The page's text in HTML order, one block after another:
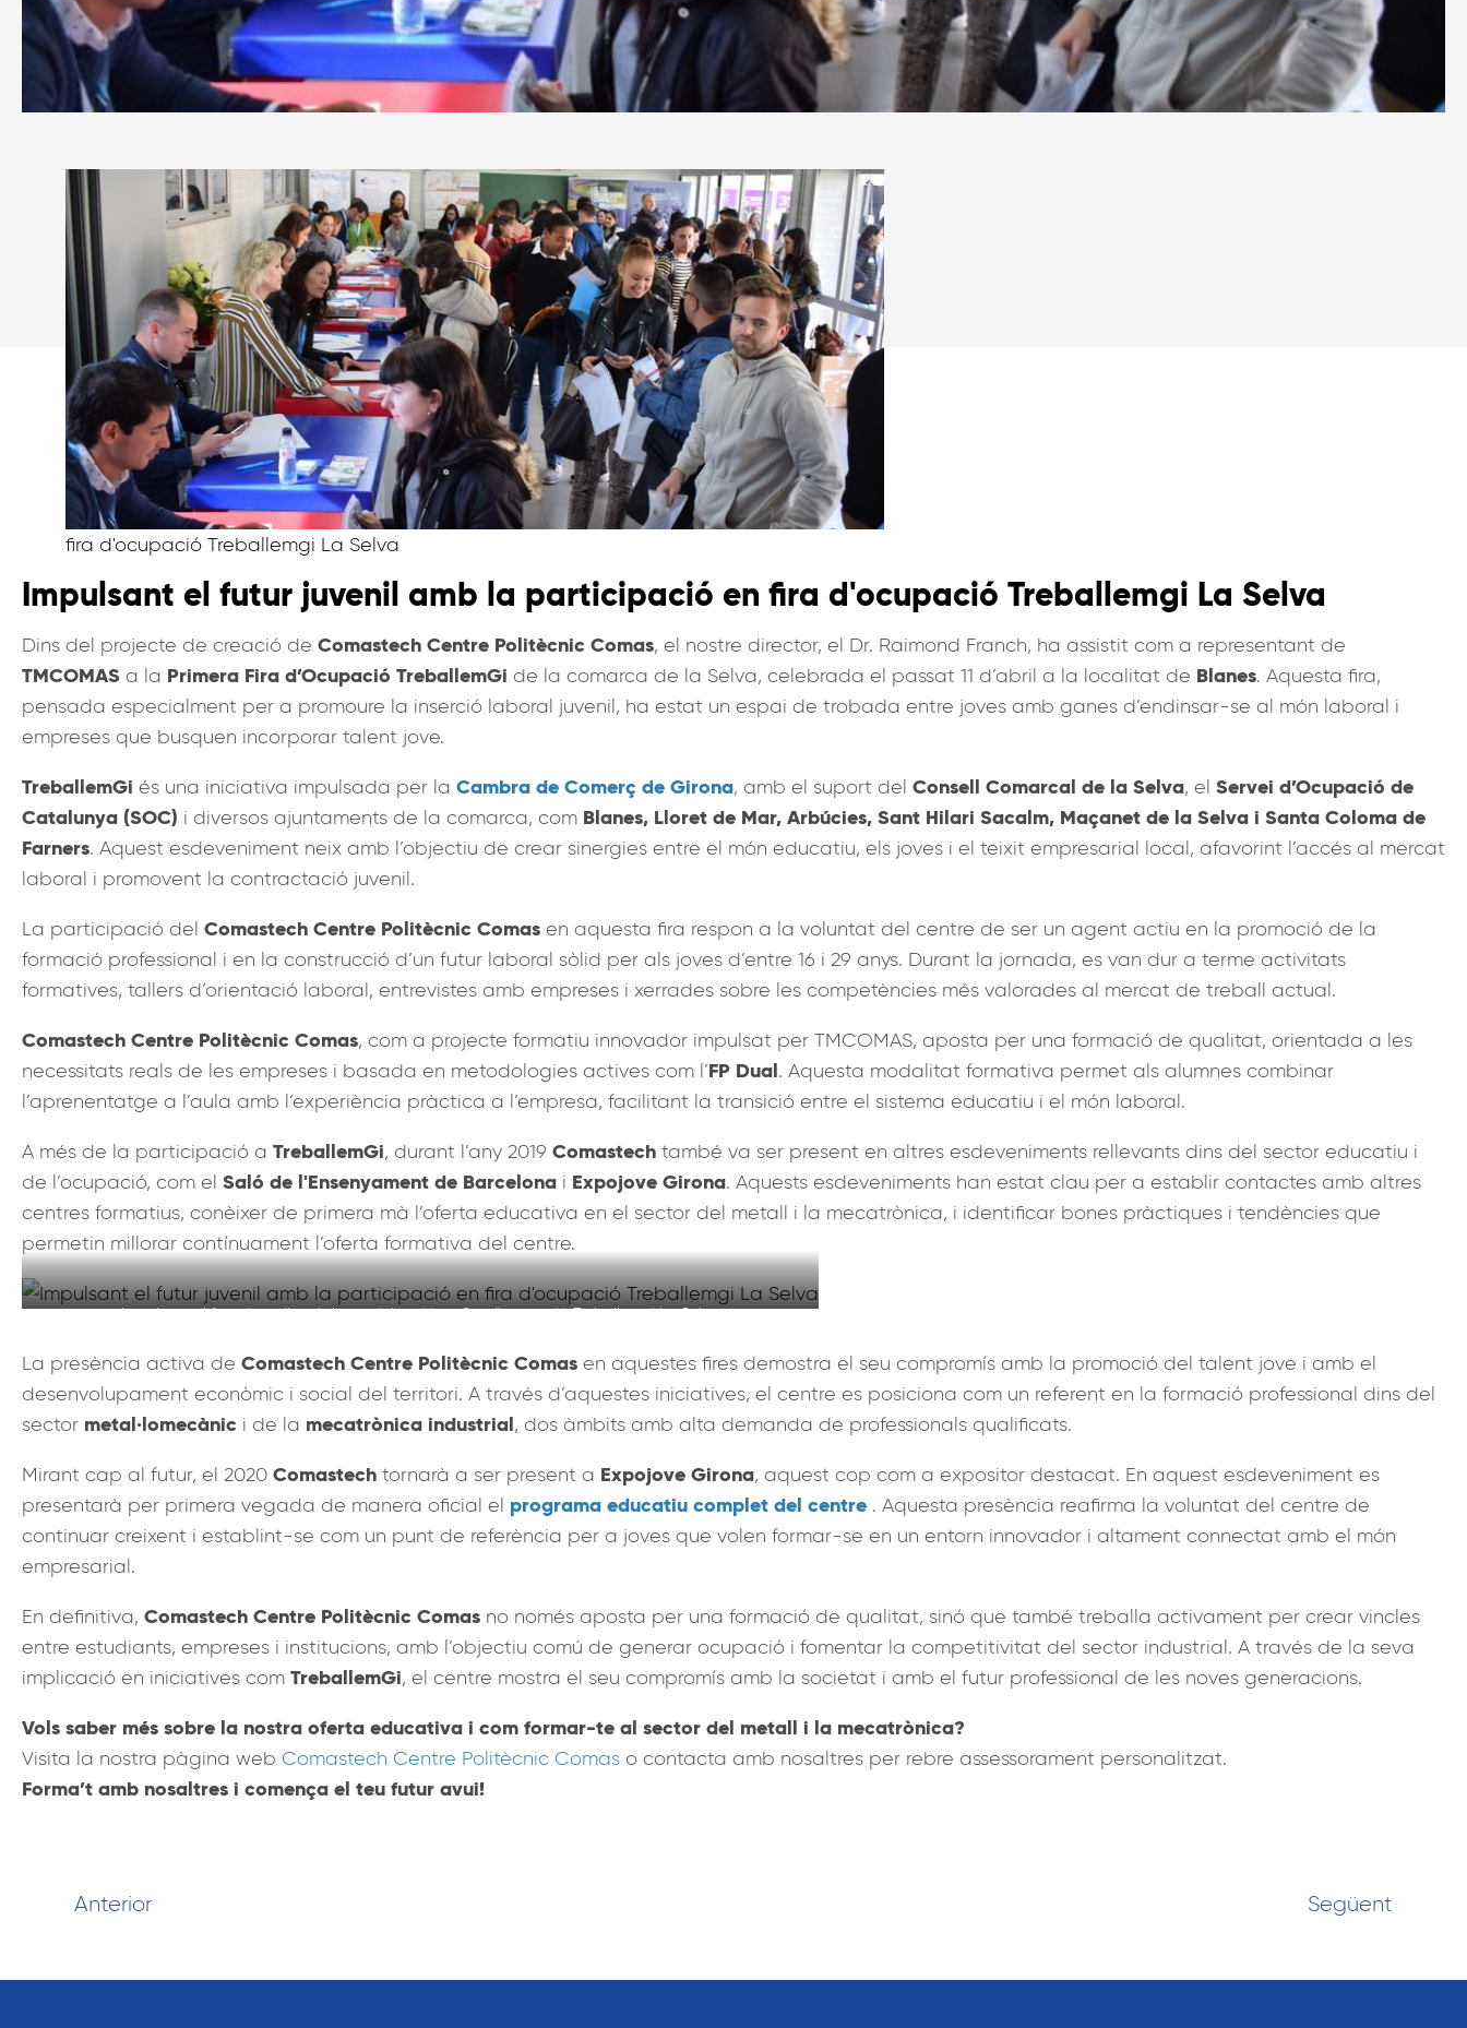
fira d'ocupació Treballemgi La Selva
Impulsant el futur juvenil amb la participació en fira d'ocupació Treballemgi La Selva
Dins del projecte de creació de Comastech Centre Politècnic Comas, el nostre director, el Dr. Raimond Franch, ha assistit com a representant de
TMCOMAS a la Primera Fira d’Ocupació TreballemGi de la comarca de la Selva, celebrada el passat 11 d’abril a la localitat de Blanes. Aquesta fira,
pensada especialment per a promoure la inserció laboral juvenil, ha estat un espai de trobada entre joves amb ganes d’endinsar-se al món laboral i
empreses que busquen incorporar talent jove.
TreballemGi és una iniciativa impulsada per la Cambra de Comerç de Girona, amb el suport del Consell Comarcal de la Selva, el Servei d’Ocupació de
Catalunya (SOC) i diversos ajuntaments de la comarca, com Blanes, Lloret de Mar, Arbúcies, Sant Hilari Sacalm, Maçanet de la Selva i Santa Coloma de
Farners. Aquest esdeveniment neix amb l’objectiu de crear sinergies entre el món educatiu, els joves i el teixit empresarial local, afavorint l’accés al mercat
laboral i promovent la contractació juvenil.
La participació del Comastech Centre Politècnic Comas en aquesta fira respon a la voluntat del centre de ser un agent actiu en la promoció de la
formació professional i en la construcció d’un futur laboral sòlid per als joves d’entre 16 i 29 anys. Durant la jornada, es van dur a terme activitats
formatives, tallers d’orientació laboral, entrevistes amb empreses i xerrades sobre les competències més valorades al mercat de treball actual.
Comastech Centre Politècnic Comas, com a projecte formatiu innovador impulsat per TMCOMAS, aposta per una formació de qualitat, orientada a les
necessitats reals de les empreses i basada en metodologies actives com l’FP Dual. Aquesta modalitat formativa permet als alumnes combinar
l’aprenentatge a l’aula amb l’experiència pràctica a l’empresa, facilitant la transició entre el sistema educatiu i el món laboral.
A més de la participació a TreballemGi, durant l’any 2019 Comastech també va ser present en altres esdeveniments rellevants dins del sector educatiu i
de l’ocupació, com el Saló de l'Ensenyament de Barcelona i Expojove Girona. Aquests esdeveniments han estat clau per a establir contactes amb altres
centres formatius, conèixer de primera mà l’oferta educativa en el sector del metall i la mecatrònica, i identificar bones pràctiques i tendències que
permetin millorar contínuament l’oferta formativa del centre.
Impulsant el futur juvenil amb la participació en fira d'ocupació Treballemgi La Selva
La presència activa de Comastech Centre Politècnic Comas en aquestes fires demostra el seu compromís amb la promoció del talent jove i amb el
desenvolupament econòmic i social del territori. A través d’aquestes iniciatives, el centre es posiciona com un referent en la formació professional dins del
sector metal·lomecànic i de la mecatrònica industrial, dos àmbits amb alta demanda de professionals qualificats.
Mirant cap al futur, el 2020 Comastech tornarà a ser present a Expojove Girona, aquest cop com a expositor destacat. En aquest esdeveniment es
presentarà per primera vegada de manera oficial el programa educatiu complet del centre . Aquesta presència reafirma la voluntat del centre de
continuar creixent i establint-se com un punt de referència per a joves que volen formar-se en un entorn innovador i altament connectat amb el món
empresarial.
En definitiva, Comastech Centre Politècnic Comas no només aposta per una formació de qualitat, sinó que també treballa activament per crear vincles
entre estudiants, empreses i institucions, amb l’objectiu comú de generar ocupació i fomentar la competitivitat del sector industrial. A través de la seva
implicació en iniciatives com TreballemGi, el centre mostra el seu compromís amb la societat i amb el futur professional de les noves generacions.
Vols saber més sobre la nostra oferta educativa i com formar-te al sector del metall i la mecatrònica?
Visita la nostra pàgina web Comastech Centre Politècnic Comas o contacta amb nosaltres per rebre assessorament personalitzat.
Forma’t amb nosaltres i comença el teu futur avui!
Anterior Següent